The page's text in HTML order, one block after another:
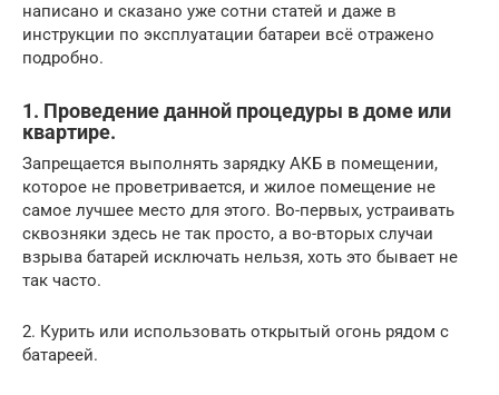
написано и сказано уже сотни статей и даже в
инструкции по эксплуатации батареи всё отражено
подробно.
1. Проведение данной процедуры в доме или
квартире.
Запрещается выполнять зарядку АКБ в помещении,
которое не проветривается, и жилое помещение не
самое лучшее место для этого. Во-первых, устраивать
сквозняки здесь не так просто, а во-вторых случаи
взрыва батарей исключать нельзя, хоть это бывает не
так часто.
2. Курить или использовать открытый огонь рядом с
батареей.